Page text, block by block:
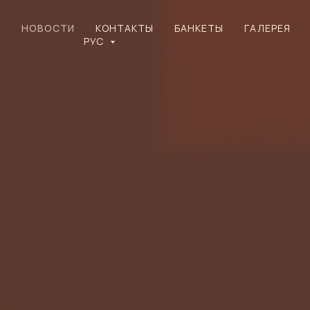
НОВОСТИ КОНТАКТЫ БАНКЕТЫ
ГАЛЕРЕЯ
РУС